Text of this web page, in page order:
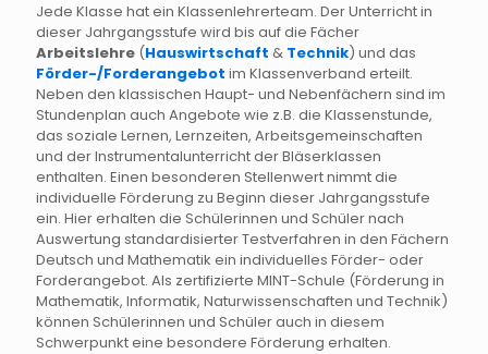
Jede Klasse hat ein Klassenlehrerteam. Der Unterricht in
dieser Jahrgangsstufe wird bis auf die Fächer
Arbeitslehre (Hauswirtschaft & Technik) und das
Förder-/Forderangebot im Klassenverband erteilt.
Neben den klassischen Haupt- und Nebenfächern sind im
Stundenplan auch Angebote wie z.B. die Klassenstunde,
das soziale Lernen, Lernzeiten, Arbeitsgemeinschaften
und der Instrumentalunterricht der Bläserklassen
enthalten. Einen besonderen Stellenwert nimmt die
individuelle Förderung zu Beginn dieser Jahrgangsstufe
ein. Hier erhalten die Schülerinnen und Schüler nach
Auswertung standardisierter Testverfahren in den Fächern
Deutsch und Mathematik ein individuelles Förder- oder
Forderangebot. Als zertifizierte MINT-Schule (Förderung in
Mathematik, Informatik, Naturwissenschaften und Technik)
können Schülerinnen und Schüler auch in diesem
Schwerpunkt eine besondere Förderung erhalten.